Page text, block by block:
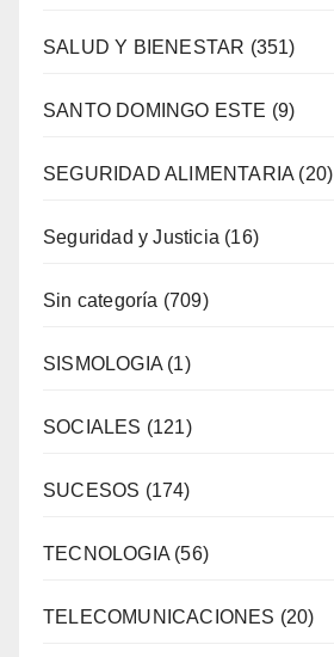
SALUD Y BIENESTAR (351)
SANTO DOMINGO ESTE (9)
SEGURIDAD ALIMENTARIA (20)
Seguridad y Justicia (16)
Sin categoría (709)
SISMOLOGIA (1)
SOCIALES (121)
SUCESOS (174)
TECNOLOGIA (56)
TELECOMUNICACIONES (20)